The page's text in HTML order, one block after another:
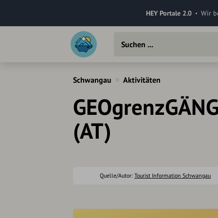
HEY Portale 2.0 Wir
Schwangau Aktivitäten
(AT)
Quelle/Autor: Tourist Information Schwangau